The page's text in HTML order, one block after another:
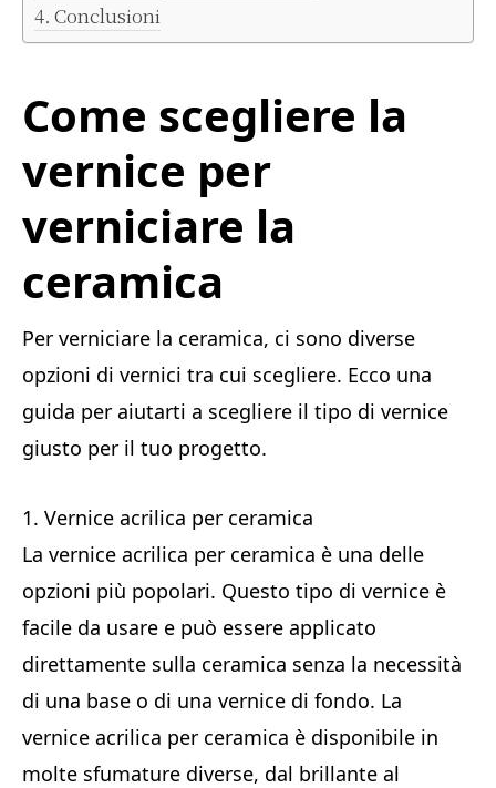
Conclusioni
Come scegliere la
vernice per
verniciare la
ceramica
Per verniciare la ceramica, ci sono diverse
opzioni di vernici tra cui scegliere. Ecco una
guida per aiutarti a scegliere il tipo di vernice
giusto per il tuo progetto.
1. Vernice acrilica per ceramica
La vernice acrilica per ceramica è una delle
opzioni più popolari. Questo tipo di vernice è
facile da usare e può essere applicato
direttamente sulla ceramica senza la necessità
di una base o di una vernice di fondo. La
vernice acrilica per ceramica è disponibile in
molte sfumature diverse, dal brillante al